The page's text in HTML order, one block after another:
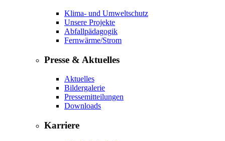
Klima- und Umweltschutz
Unsere Projekte
Abfallpädagogik
Fernwärme/Strom
Presse & Aktuelles
Aktuelles
Bildergalerie
Pressemitteilungen
Downloads
Karriere